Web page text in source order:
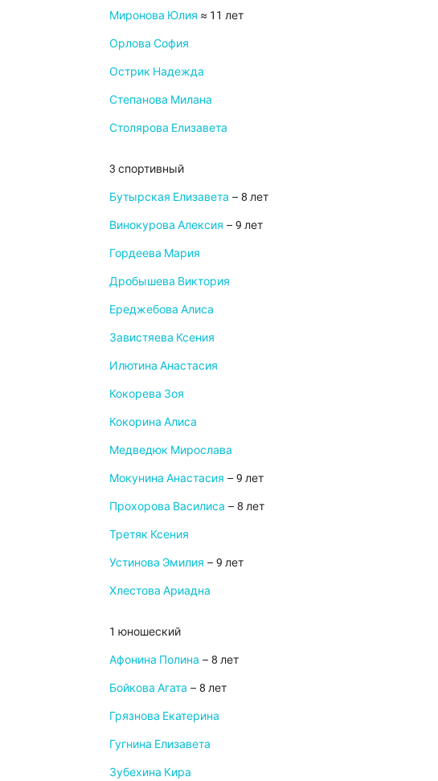
Миронова Юлия ≈ 11 лет
Орлова София
Острик Надежда
Степанова Милана
Столярова Елизавета
3 спортивный
Бутырская Елизавета – 8 лет
Винокурова Алексия – 9 лет
Гордеева Мария
Дробышева Виктория
Ереджебова Алиса
Завистяева Ксения
Илютина Анастасия
Кокорева Зоя
Кокорина Алиса
Медведюк Мирослава
Мокунина Анастасия – 9 лет
Прохорова Василиса – 8 лет
Третяк Ксения
Устинова Эмилия – 9 лет
Хлестова Ариадна
1 юношеский
Афонина Полина – 8 лет
Бойкова Агата – 8 лет
Грязнова Екатерина
Гугнина Елизавета
Зубехина Кира